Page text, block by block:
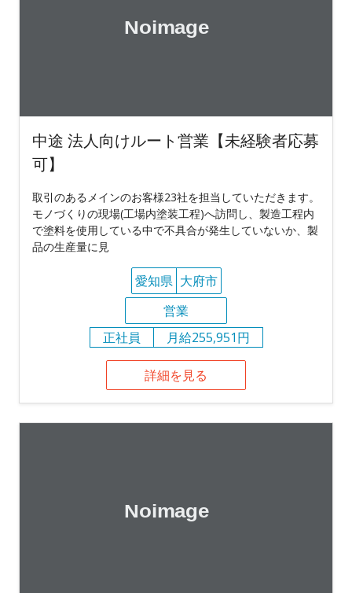
中途 法人向けルート営業【未経験者応募
可】
取引のあるメインのお客様23社を担当していただきます。
モノづくりの現場(工場内塗装工程)へ訪問し、製造工程内
で塗料を使用している中で不具合が発生していないか、製
品の生産量に見
愛知県 大府市
営業
正社員
月給255,951円
詳細を見る